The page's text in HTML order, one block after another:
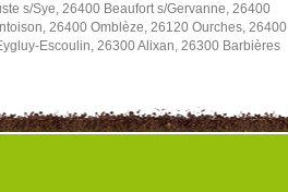
s/Sye, 26400 Beaufort s/Gervanne, 26400
26400 Omblèze, 26120 Ourches, 26400
Escoulin, 26300 Alixan, 26300 Barbières